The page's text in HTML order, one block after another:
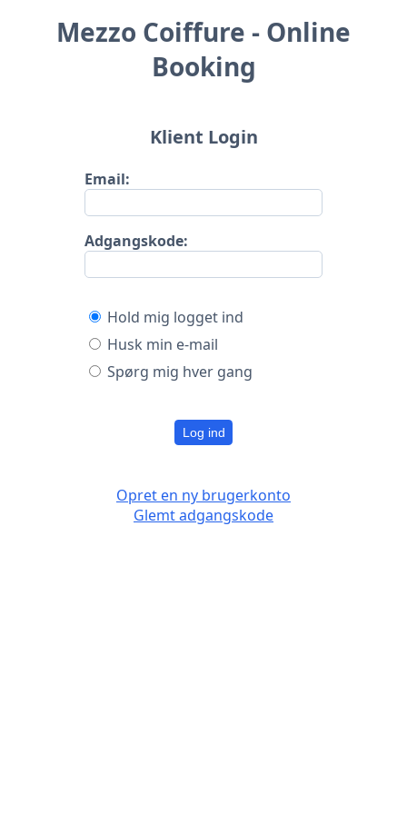
Mezzo Coiffure - Online
Booking
Klient Login
Email:
Adgangskode:
Hold mig logget ind
Husk min e-mail
Spørg mig hver gang
Log ind
Opret en ny brugerkonto
Glemt adgangskode